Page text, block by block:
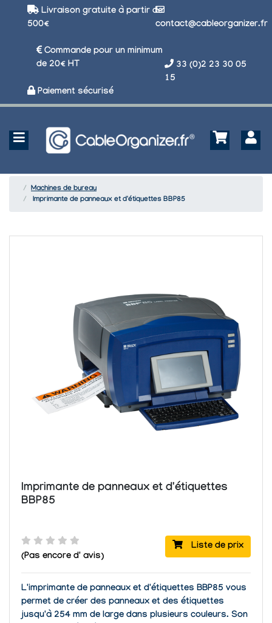
Livraison gratuite à partir de
500€
Commande pour un minimum
de 20€ HT
Paiement sécurisé
contact@cableorganizer.fr
33 (0)2 23 30 05
15
Machines de bureau
Imprimante de panneaux et d'étiquettes BBP85
Imprimante de panneaux et d'étiquettes
BBP85
Liste de prix
(Pas encore d' avis)
L'imprimante de panneaux et d'étiquettes BBP85 vous
permet de créer des panneaux et des étiquettes
jusqu'à 254 mm de largedans plusieurs couleurs. Son